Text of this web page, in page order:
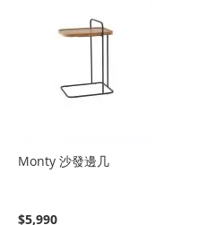
Monty 沙發邊几
$5,990